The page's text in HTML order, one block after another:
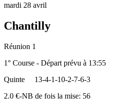
mardi 28 avril
Chantilly
Réunion 1
1° Course - Départ prévu à 13:55
Quinte
13-4-1-10-2-7-6-3
2.0 €-NB de fois la mise: 56